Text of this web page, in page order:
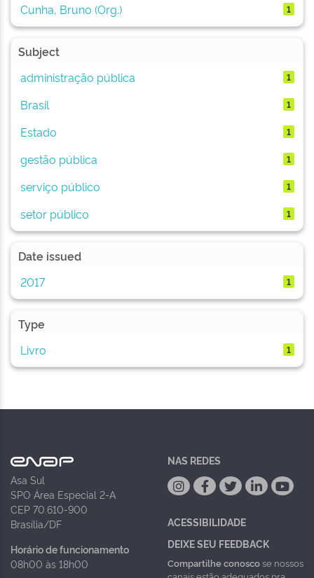
Cunha, Bruno (Org.)
1
Subject
administração pública
1
Brasil 1
Estado 1
gestão pública 1
serviço público 1
setor público 1
Date issued
2017
1
Type
Livro
1
Asa Sul
SPO Área Especial 2-A
CEP 70.610-900
Brasília/DF
Horário de funcionamento
08h00 às 18h00
NAS REDES
ACESSIBILIDADE
DEIXE SEU FEEDBACK
Compartilhe conoscose nossos